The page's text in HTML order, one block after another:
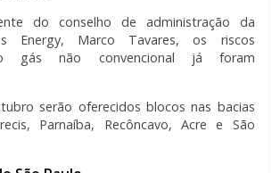
do conselho de administração da
Energy, Marco Tavares, os riscos
gás não convencional já foram
serão oferecidos blocos nas bacias
Parnaíba, Recôncavo, Acre e São